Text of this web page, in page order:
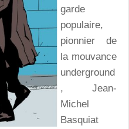
garde
populaire,
pionnier de
la mouvance
underground
, Jean-
Michel
Basquiat